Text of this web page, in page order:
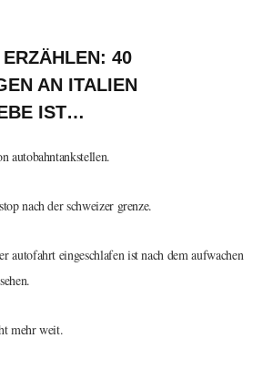
40
AN ITALIEN
IST…
autobahntankstellen.
nach der schweizer grenze.
autofahrt eingeschlafen ist nach dem aufwachen
mehr weit.